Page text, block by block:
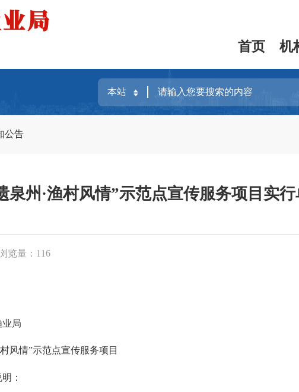
首页 机
公告
泉州·渔村风情”示范点宣传服务项目实
览量： 116
局
情”示范点宣传服务项目
：